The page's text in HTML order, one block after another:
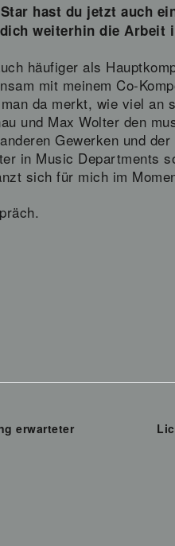
hast du jetzt auch
weiterhin die Arbeit
häufiger als
mit meinem Co-
da merkt, wie viel an
und Max Wolter den
Gewerken und
in Music Departments
sich für mich im
erwarteter